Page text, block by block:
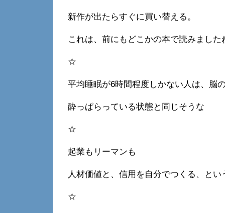
新作が出たらすぐに買い替える。
これは、前にもどこかの本で読みまし
☆
平均睡眠が6時間程度しかない人は、脳
酔っぱらっている状態と同じそうな
☆
起業もリーマンも
人材価値と、信用を自分でつくる、とい
☆